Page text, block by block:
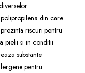
din care
riscuri pentru
pielii si in conditii
substante
pentru